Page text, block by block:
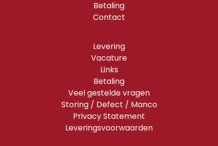
Betaling
Contact
Levering
Vacature
Links
Betaling
Veel gestelde vragen
Storing / Defect / Manco
Privacy Statement
Leveringsvoorwaarden